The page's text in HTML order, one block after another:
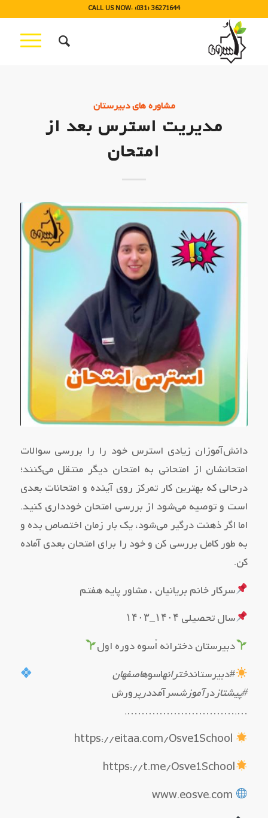
CALL US NOW: (031) 36271644
مشاوره های دبیرستان
مدیریت استرس بعد از
امتحان
دانش‌آموزان زیادی استرس خود را را بررسی سوالات
امتحانشان از امتحانی به امتحان دیگر منتقل می‌کنند‌؛
درحالی که بهترین کار تمرکز روی آینده و امتحانات بعدی
است و توصیه می‌شود از بررسی امتحان خودداری کنید.
اما اگر ذهنت درگیر می‌شود، یک بار زمان اختصاص بده و
به طور کامل بررسی کن و خود را برای امتحان بعدی آماده
کن.
سرکار خانم بریانیان ، مشاور پایه هفتم
سال تحصیلی ۱۴۰۴_۱۴۰۳
دبیرستان دخترانه اُسوه دوره اول
#دبیرستاندخترانهاسوهاصفهان
#پیشتازدرآموزشسرآمددرپرورش
….………………………….
https://t.me/Osve1School